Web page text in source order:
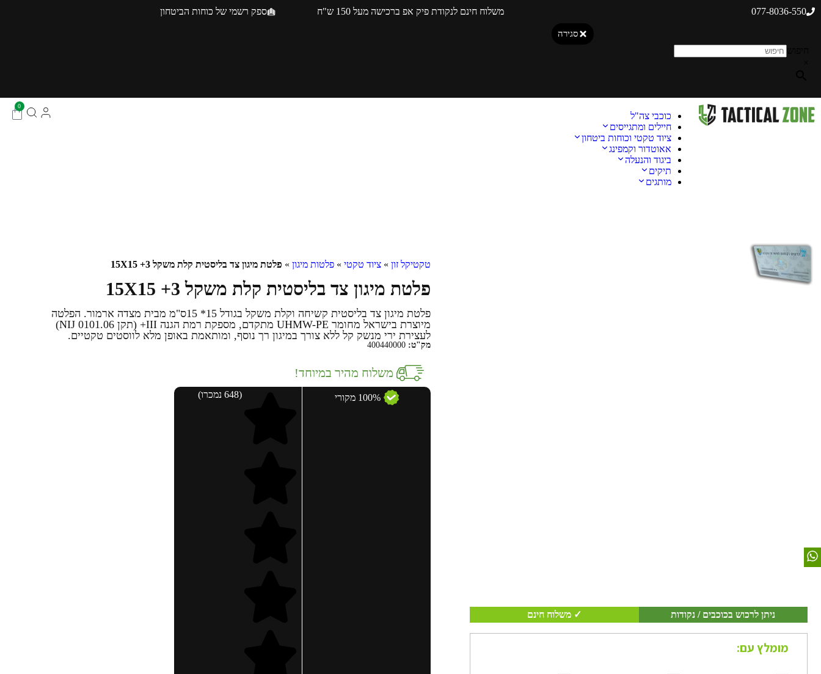
077-8036-550 משלוח חינם לנקודת פיק אפ ברכישה מעל 150 ש"ח ספק רשמי של כוחות הביטחון
סגירה
כוכבי צה"ל
חיילים ומתגייסים
ציוד טקטי וכוחות ביטחון
אאוטדור וקמפינג
ביגוד והנעלה
תיקים
מותגים
0
ניתן לרכוש בכוכבים / נקודות ✓ משלוח חינם
מומלץ עם:
טקטיקל זון » ציוד טקטי » פלטות מיגון » פלטת מיגון צד בליסטית קלת משקל 3+ 15X15
פלטת מיגון צד בליסטית קלת משקל 3+ 15X15
פלטת מיגון צד בליסטית קשיחה וקלת משקל בגודל 15* 15
ס"מ מבית מצדה ארמור. הפלטה
מיוצרת בישראל מחומר UHMW-PE מתקדם, מספקת רמת הגנה III+ (תקן NIJ 0101.06)
לעצירת ירי מנשק קל ללא צורך במיגון רך נוסף, ומותאמת באופן מלא לווסטים טקטיים.
מק"ט:
משלוח מהיר במיוחד!
100% מקורי (648 נמכרו)